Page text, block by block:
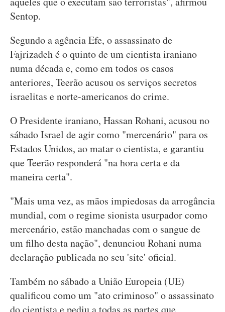
Sentop.
Segundo a agência Efe, o assassinato de
Fajrizadeh é o quinto de um cientista iraniano
numa década e, como em todos os casos
anteriores, Teerão acusou os serviços secretos
israelitas e norte-americanos do crime.
O Presidente iraniano, Hassan Rohani, acusou no
sábado Israel de agir como "mercenário" para os
Estados Unidos, ao matar o cientista, e garantiu
que Teerão responderá "na hora certa e da
maneira certa".
"Mais uma vez, as mãos impiedosas da arrogância
mundial, com o regime sionista usurpador como
mercenário, estão manchadas com o sangue de
um filho desta nação", denunciou Rohani numa
declaração publicada no seu 'site' oficial.
Também no sábado a União Europeia (UE)
qualificou como um "ato criminoso" o assassinato
do cientista e pediu a todas as partes que